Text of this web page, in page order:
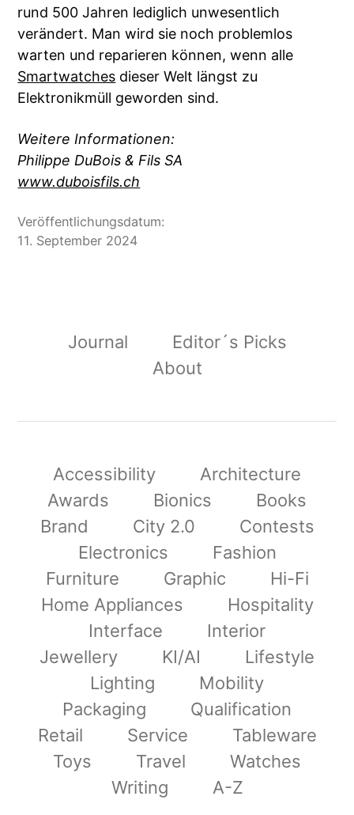
rund 500 Jahren lediglich unwesentlich
verändert. Man wird sie noch problemlos
warten und reparieren können, wenn alle
Smartwatches dieser Welt längst zu
Elektronikmüll geworden sind.
Weitere Informationen:
Philippe DuBois & Fils SA
www.duboisfils.ch
Veröffentlichungsdatum:
11. September 2024
Journal
Editor´s Picks
About
Accessibility
Architecture
Awards
Bionics
Books
Brand
City 2.0
Contests
Electronics
Fashion
Furniture
Graphic
Hi-Fi
Home Appliances
Hospitality
Interface
Interior
Jewellery
KI/AI
Lifestyle
Lighting
Mobility
Packaging
Qualification
Retail
Service
Tableware
Toys
Travel
Watches
Writing
A-Z